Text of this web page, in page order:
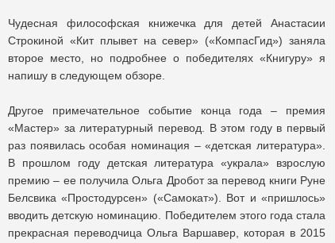
Чудесная философская книжечка для детей Анастасии
Строкиной «Кит плывет на север» («КомпасГид») заняла
второе место, но подробнее о победителях «Книгуру» я
напишу в следующем обзоре.
Другое примечательное событие конца года – премия
«Мастер» за литературный перевод. В этом году в первый
раз появилась особая номинация – «детская литература».
В прошлом году детская литература «украла» взрослую
премию – ее получила Ольга Дробот за перевод книги Руне
Белсвика «Простодурсен» («Самокат»). Вот и «пришлось»
вводить детскую номинацию. Победителем этого года стала
прекрасная переводчица Ольга Варшавер, которая в 2015